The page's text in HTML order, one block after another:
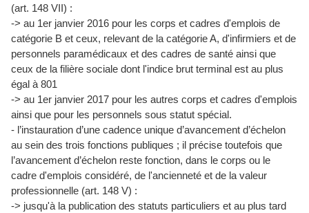
(art. 148 VII) :
-> au 1er janvier 2016 pour les corps et cadres d'emplois de
catégorie B et ceux, relevant de la catégorie A, d'infirmiers et de
personnels paramédicaux et des cadres de santé ainsi que
ceux de la filière sociale dont l'indice brut terminal est au plus
égal à 801
-> au 1er janvier 2017 pour les autres corps et cadres d'emplois
ainsi que pour les personnels sous statut spécial.
- l’instauration d’une cadence unique d’avancement d’échelon
au sein des trois fonctions publiques ; il précise toutefois que
l’avancement d’échelon reste fonction, dans le corps ou le
cadre d'emplois considéré, de l'ancienneté et de la valeur
professionnelle (art. 148 V) :
-> jusqu'à la publication des statuts particuliers et au plus tard